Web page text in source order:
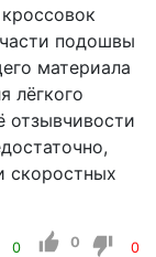
подошвы
материала
лёгкого
отзывчивости
скоростных
0 0 0